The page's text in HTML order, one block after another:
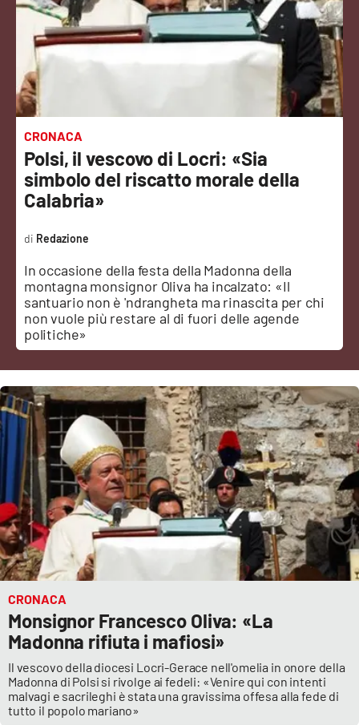
Sanità
Sport
Cultura
Podcast
Meteo
VIDEO
Ambiente
Cronaca
Cultura
Economia e Lavoro
Politica
Sanità
Società
Sport
Good Morning Vietnam
CRONACA
Polsi, il vescovo di Locri: «Sia
simbolo del riscatto morale della
Calabria»
In occasione della festa della Madonna della
montagna monsignor Oliva ha incalzato: «Il
santuario non è 'ndrangheta ma rinascita per chi
non vuole più restare al di fuori delle agende
politiche»
Redazione
CRONACA
Monsignor Francesco Oliva: «La
Madonna rifiuta i mafiosi»
Il vescovo della diocesi Locri-Gerace nell'omelia in onore della
Madonna di Polsi si rivolge ai fedeli: «Venire qui con intenti
malvagi e sacrileghi è stata una gravissima offesa alla fede di
tutto il popolo mariano»